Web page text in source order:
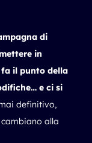
di
in
fa il punto della
e ci si
definitivo,
alla